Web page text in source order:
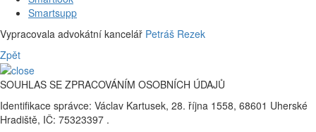
Smartsupp
Vypracovala advokátní kancelář Petráš Rezek
Zpět
SOUHLAS SE ZPRACOVÁNÍM OSOBNÍCH ÚDAJŮ
Identifikace správce: Václav Kartusek, 28. října 1558, 68601 Uherské
Hradiště, IČ: 75323397 .